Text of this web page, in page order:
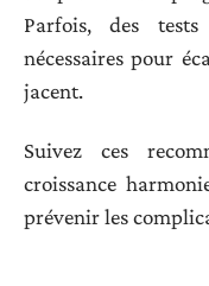
Parfois, des tests
nécessaires pour
jacent.
Suivez ces
croissance
prévenir les